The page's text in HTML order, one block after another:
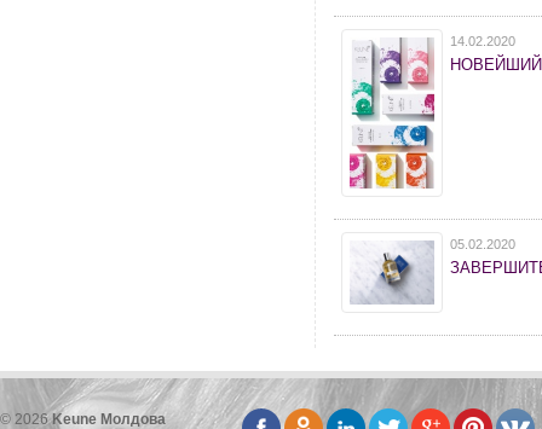
14.02.2020
05.02.2020
© 2026Keune Молдова